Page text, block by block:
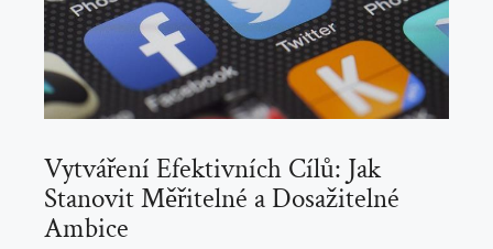
Vytváření⁢ Efektivních Cílů: Jak
Stanovit Měřitelné a Dosažitelné
Ambice